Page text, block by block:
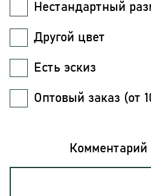
Нестандартный
Другой цвет
Есть эскиз
Оптовый заказ (от
Комментарий